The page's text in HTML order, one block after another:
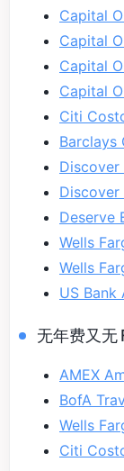
Capital
Capital
Capital
Capital
Citi
Barclays
Discover
Discover
Deserve
Wells
Wells
US Bank
无年费又无
AMEX
BofA
Wells
Citi